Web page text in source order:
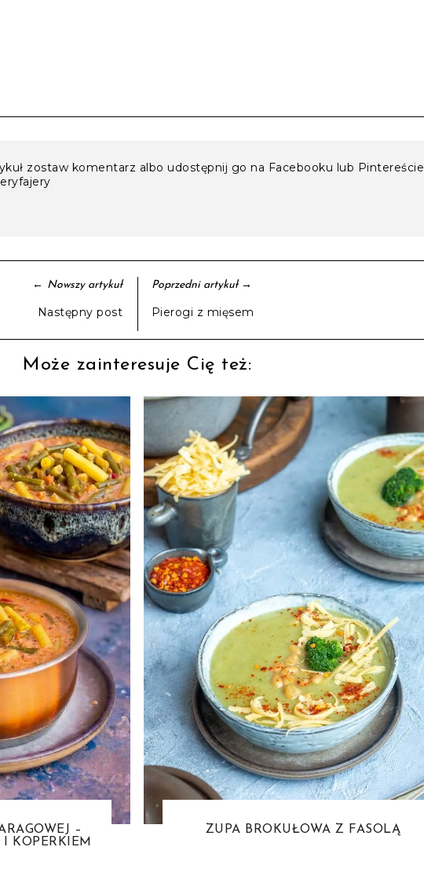
zostaw komentarz albo udostępnij go na Facebooku lub Pintereście
← Nowszy artykuł
Następny post
Poprzedni artykuł→
Pierogi z mięsem
Może zainteresuje Cię też:
–
KOPERKIEM
ZUPA BROKUŁOWA Z FASOLĄ